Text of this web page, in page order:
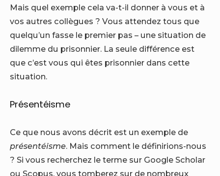
Mais quel exemple cela va-t-il donner à vous et à
vos autres collègues ? Vous attendez tous que
quelqu’un fasse le premier pas – une situation de
dilemme du prisonnier. La seule différence est
que c’est vous qui êtes prisonnier dans cette
situation.
Présentéisme
Ce que nous avons décrit est un exemple de
présentéisme. Mais comment le définirions-nous
? Si vous recherchez le terme sur Google Scholar
ou Scopus, vous tomberez sur de nombreux